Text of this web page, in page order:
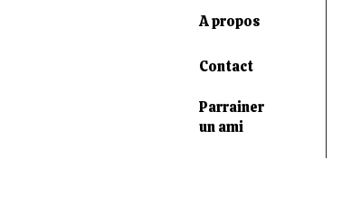
A propos
Contact
Parrainer
un ami